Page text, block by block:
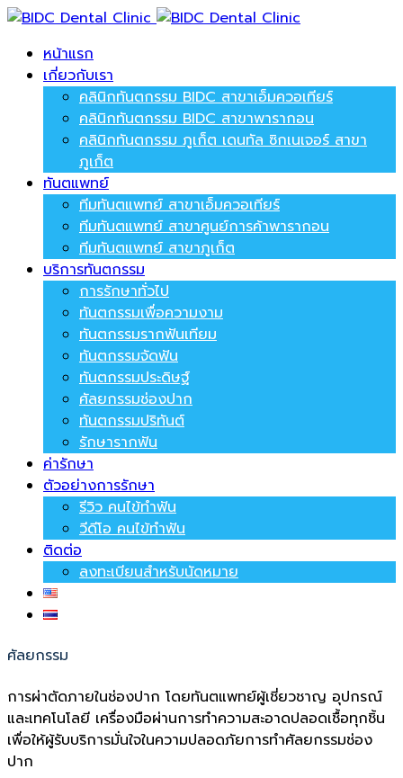
หน้าแรก
เกี่ยวกับเรา
คลินิกทันตกรรม BIDC สาขาเอ็มควอเทียร์
คลินิกทันตกรรม BIDC สาขาพารากอน
คลินิกทันตกรรม ภูเก็ต เดนทัล ซิกเนเจอร์ สาขา
ภูเก็ต
ทันตแพทย์
ทีมทันตแพทย์ สาขาเอ็มควอเทียร์
ทีมทันตแพทย์ สาขาศูนย์การค้าพารากอน
ทีมทันตแพทย์ สาขาภูเก็ต
บริการทันตกรรม
การรักษาทั่วไป
ทันตกรรมเพื่อความงาม
ทันตกรรมรากฟันเทียม
ทันตกรรมจัดฟัน
ทันตกรรมประดิษฐ์
ศัลยกรรมช่องปาก
ทันตกรรมปริทันต์
รักษารากฟัน
ค่ารักษา
ตัวอย่างการรักษา
รีวิว คนไข้ทำฟัน
วีดีโอ คนไข้ทำฟัน
ติดต่อ
ลงทะเบียนสำหรับนัดหมาย
ศัลยกรรม
การผ่าตัดภายในช่องปาก โดยทันตแพทย์ผู้เชี่ยวชาญ อุปกรณ์
และเทคโนโลยี เครื่องมือผ่านการทำความสะอาดปลอดเชื้อทุกชิ้น
เพื่อให้ผู้รับบริการมั่นใจในความปลอดภัยการทำศัลยกรรมช่อง
ปาก